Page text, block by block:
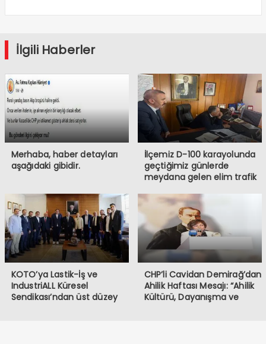
İlgili Haberler
Merhaba, haber detayları
aşağıdaki gibidir.
İlçemiz D-100 karayolunda
geçtiğimiz günlerde
meydana gelen elim trafik
kaybetmiş bulunmaktayız.
Öncelikle hayatını
kaybeden vatandaşlarımıza
Allah’tan rahmet, ailelerine
ve sevenlerine başsağlığı
diliyorum.
KOTO’ya Lastik-İş ve
IndustriALL Küresel
Sendikası’ndan üst düzey
CHP’li Cavidan Demirağ’dan
Ahilik Haftası Mesajı: “Ahilik
Kültürü, Dayanışma ve